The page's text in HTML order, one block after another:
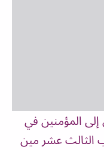
إلى المؤمنين في
الثالث عشر مين